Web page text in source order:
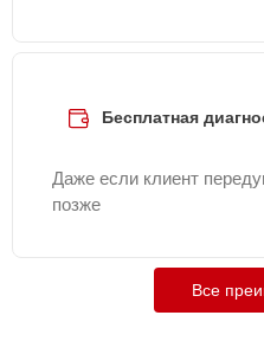
Бесплатная
Даже если клиент
позже
Все